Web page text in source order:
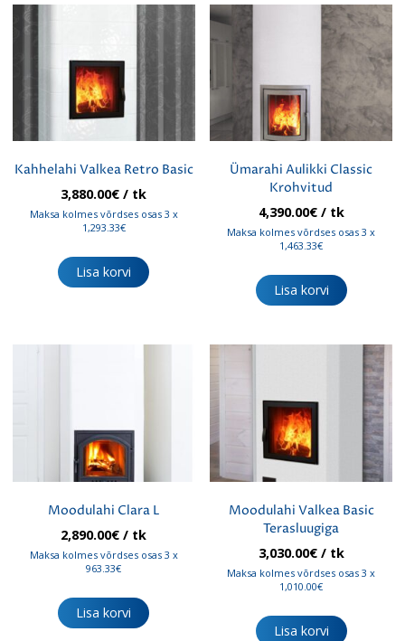
Kahhelahi Valkea Retro Basic
3,880.00€ / tk
Maksa kolmes võrdses osas 3 x
1,293.33€
Lisa korvi
Ümarahi Aulikki Classic
Krohvitud
4,390.00€/ tk
Maksa kolmes võrdses osas 3 x
1,463.33€
Lisa korvi
Moodulahi Clara L
2,890.00€ / tk
Maksa kolmes võrdses osas 3 x
963.33€
Lisa korvi
Moodulahi Valkea Basic
Terasluugiga
3,030.00€/ tk
Maksa kolmes võrdses osas 3 x
1,010.00€
Lisa korvi